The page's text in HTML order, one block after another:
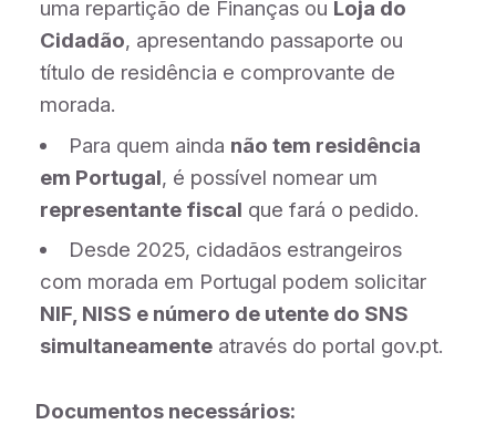
uma repartição de Finanças ou Loja do
Cidadão, apresentando passaporte ou
título de residência e comprovante de
morada.
Para quem ainda não tem residência
em Portugal, é possível nomear um
representante fiscal que fará o pedido.
Desde 2025, cidadãos estrangeiros
com morada em Portugal podem solicitar
NIF, NISS e número de utente do SNS
simultaneamenteatravés do portal gov.pt.
Documentos necessários: